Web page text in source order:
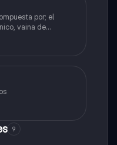
por; el
vaina de
schwann,nódulo de
terminal, botón
9